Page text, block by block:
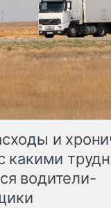
и
какими
водители-